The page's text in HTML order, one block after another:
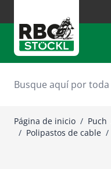
Buscar
Página de inicio / Puch
/ Polipastos de cable /